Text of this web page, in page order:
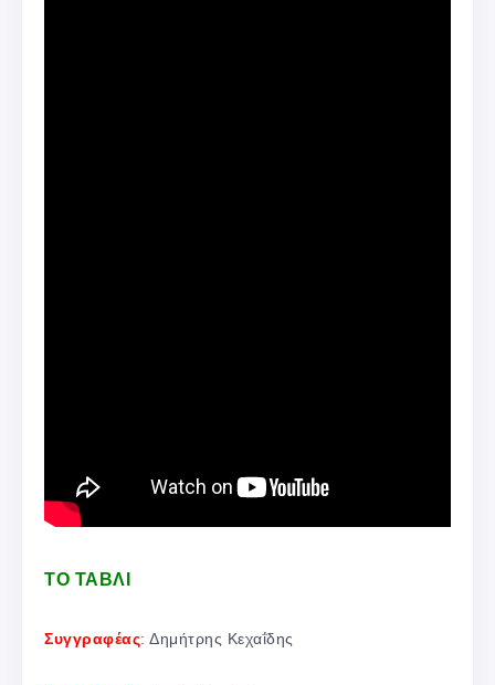
ΤΟ ΤΑΒΛΙ
Συγγραφέας: Δημήτρης Κεχαΐδης